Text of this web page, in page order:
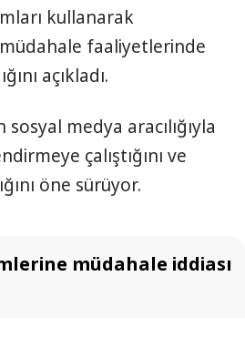
kullanarak
müdahale faaliyetlerinde
açıkladı.
medya aracılığıyla
çalıştığını ve
öne sürüyor.
müdahale iddiası